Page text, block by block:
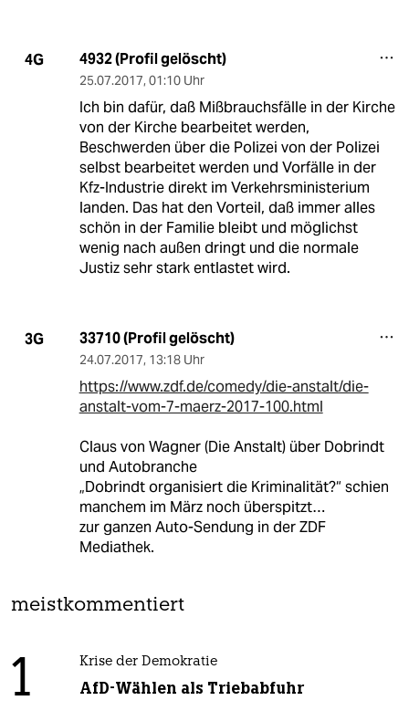
4G 4932 (Profil gelöscht)
25.07.2017, 01:10 Uhr
Ich bin dafür, daß Mißbrauchsfälle in der Kirche
von der Kirche bearbeitet werden,
Beschwerden über die Polizei von der Polizei
selbst bearbeitet werden und Vorfälle in der
Kfz-Industrie direkt im Verkehrsministerium
landen. Das hat den Vorteil, daß immer alles
schön in der Familie bleibt und möglichst
wenig nach außen dringt und die normale
Justiz sehr stark entlastet wird.
3G 33710 (Profil gelöscht)
24.07.2017, 13:18 Uhr
https://www.zdf.de/comedy/die-anstalt/die-
anstalt-vom-7-maerz-2017-100.html
Claus von Wagner (Die Anstalt) über Dobrindt
und Autobranche
„Dobrindt organisiert die Kriminalität?“ schien
manchem im März noch überspitzt…
zur ganzen Auto-Sendung in der ZDF
Mediathek.
meistkommentiert
1 Krise der Demokratie
AfD-Wählen als Triebabfuhr